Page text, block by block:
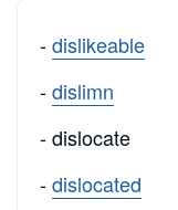
-dislikeable
-dislimn
- dislocate
-dislocated